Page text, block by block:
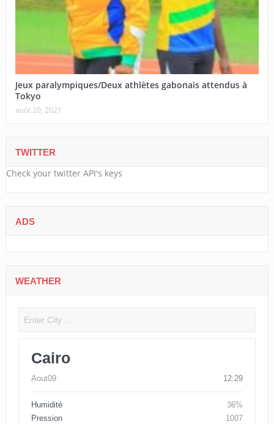
Jeux paralympiques/Deux athlètes gabonais attendus à
Tokyo
août 20, 2021
TWITTER
Check your twitter API's keys
ADS
WEATHER
Cairo
Aout09 12:29
Humidité
36%
Pression
1007